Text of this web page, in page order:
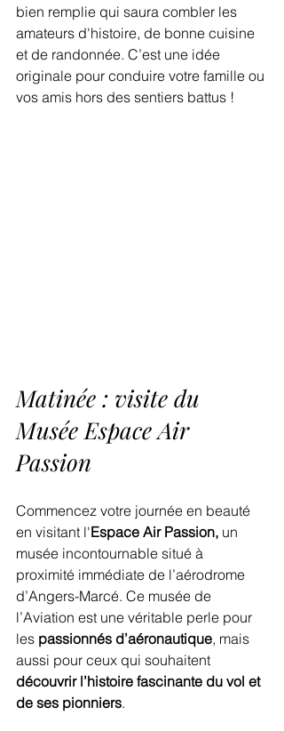
bien remplie qui saura combler les
amateurs d'histoire, de bonne cuisine
et de randonnée. C’est une idée
originale pour conduire votre famille ou
vos amis hors des sentiers battus !
Matinée : visite du
Musée Espace Air
Passion
Commencez votre journée en beauté
en visitant l'Espace Air Passion, un
musée incontournable situé à
proximité immédiate de l’aérodrome
d’Angers-Marcé. Ce musée de
l’Aviation est une véritable perle pour
les passionnés d’aéronautique, mais
aussi pour ceux qui souhaitent
découvrir l’histoire fascinante du vol et
de ses pionniers.